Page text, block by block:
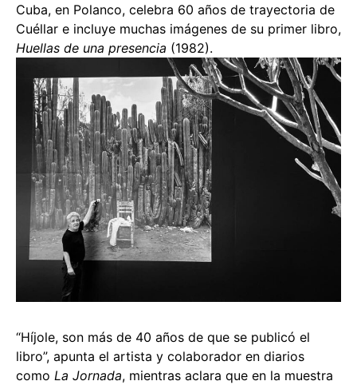
Cuba, en Polanco, celebra 60 años de trayectoria de
Cuéllar e incluye muchas imágenes de su primer libro,
Huellas de una presencia (1982).
“Híjole, son más de 40 años de que se publicó el
libro”, apunta el artista y colaborador en diarios
como La Jornada, mientras aclara que en la muestra